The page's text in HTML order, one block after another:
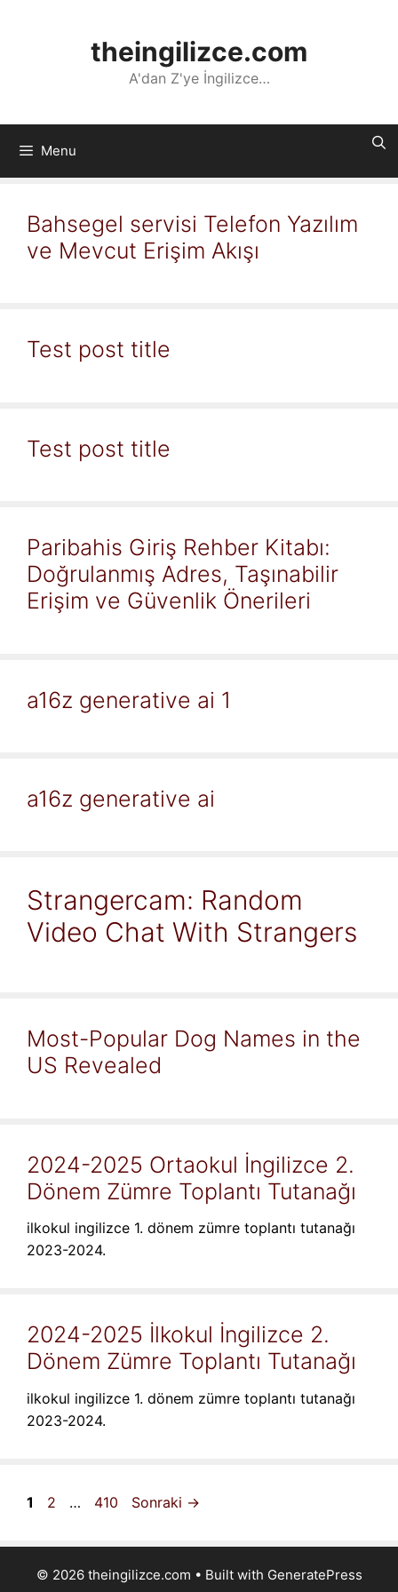
theingilizce.com
A'dan Z'ye İngilizce…
Menu
Bahsegel servisi Telefon Yazılım
ve Mevcut Erişim Akışı
Test post title
Test post title
Paribahis Giriş Rehber Kitabı:
Doğrulanmış Adres, Taşınabilir
Erişim ve Güvenlik Önerileri
a16z generative ai 1
a16z generative ai
Strangercam: Random
Video Chat With Strangers
Most-Popular Dog Names in the
US Revealed
2024-2025 Ortaokul İngilizce 2.
Dönem Zümre Toplantı Tutanağı
ilkokul ingilizce 1. dönem zümre toplantı tutanağı
2023-2024.
2024-2025 İlkokul İngilizce 2.
Dönem Zümre Toplantı Tutanağı
ilkokul ingilizce 1. dönem zümre toplantı tutanağı
2023-2024.
Sayfa
1 Sayfa
2 … Sayfa
410 Sonraki →
© 2026 theingilizce.com • Built with GeneratePress